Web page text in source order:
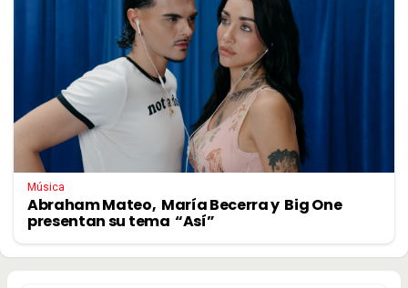
Música
Abraham Mateo, María Becerra y Big One
presentan su tema “Así”